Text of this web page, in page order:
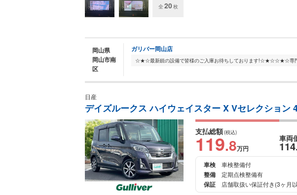
全 20枚
岡山県
岡山市南
区
ガリバー岡山店
日産
デイズルークス ハイウェイスター X Vセレクション
支払総額(税込)
119.8万円
車両
114
車検
車検整備付
整備 定期点検整備有
保証 店舗取扱い保証付き(3ヶ月